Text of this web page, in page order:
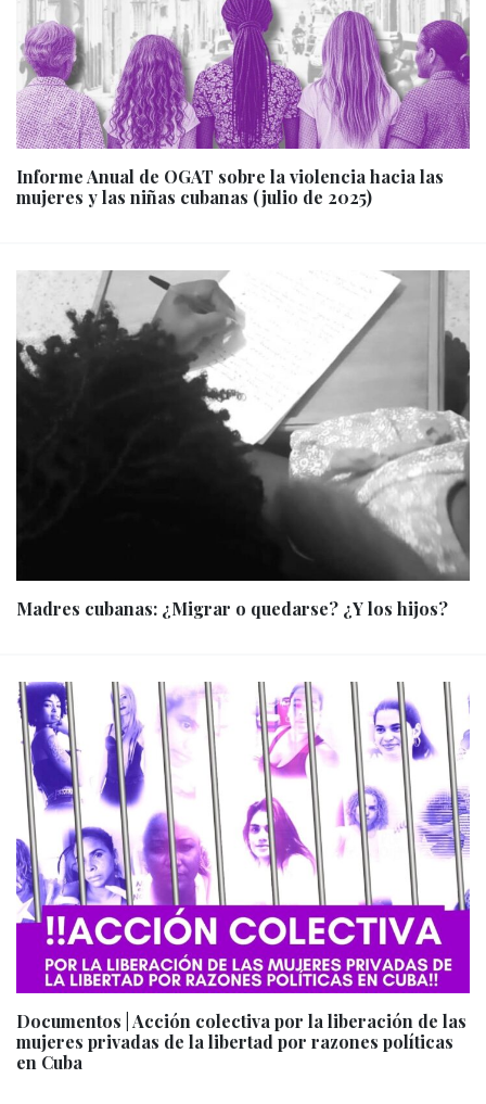
Informe Anual de OGAT sobre la violencia hacia las
mujeres y las niñas cubanas (julio de 2025)
Madres cubanas: ¿Migrar o quedarse? ¿Y los hijos?
Documentos | Acción colectiva por la liberación de las
mujeres privadas de la libertad por razones políticas
en Cuba